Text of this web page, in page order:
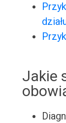
Jakie